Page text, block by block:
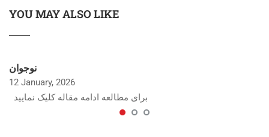
YOU MAY ALSO LIKE
نوجوان
12 January, 2026
برای مطالعه ادامه مقاله کلیک نمایید